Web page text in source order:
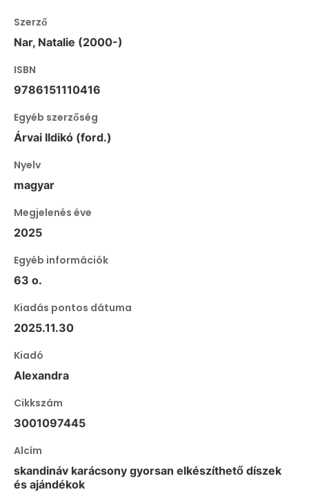
Szerző
Nar, Natalie (2000-)
ISBN
9786151110416
Egyéb szerzőség
Árvai Ildikó (ford.)
Nyelv
magyar
Megjelenés éve
2025
Egyéb információk
63 o.
Kiadás pontos dátuma
2025.11.30
Kiadó
Alexandra
Cikkszám
3001097445
Alcím
skandináv karácsony gyorsan elkészíthető díszek
és ajándékok